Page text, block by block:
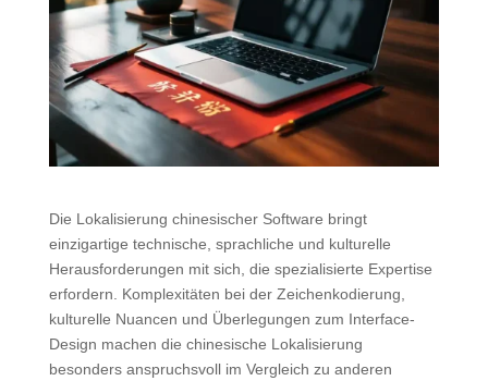
Die Lokalisierung chinesischer Software bringt
einzigartige technische, sprachliche und kulturelle
Herausforderungen mit sich, die spezialisierte Expertise
erfordern. Komplexitäten bei der Zeichenkodierung,
kulturelle Nuancen und Überlegungen zum Interface-
Design machen die chinesische Lokalisierung
besonders anspruchsvoll im Vergleich zu anderen